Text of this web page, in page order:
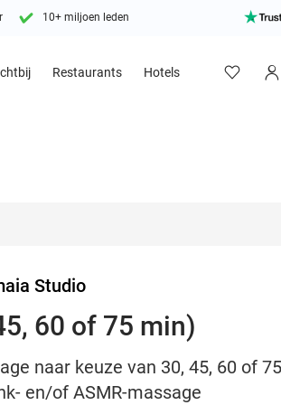
10+ miljoen leden
Restaurants Hotels
Studio
60 of 75 min)
naar keuze van 30, 45, 60 of
en/of ASMR-massage